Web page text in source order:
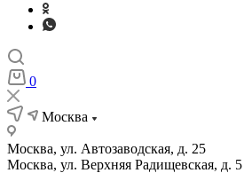
0
Москва
Москва, ул. Автозаводская, д. 25
Москва, ул. Верхняя Радищевская, д. 5